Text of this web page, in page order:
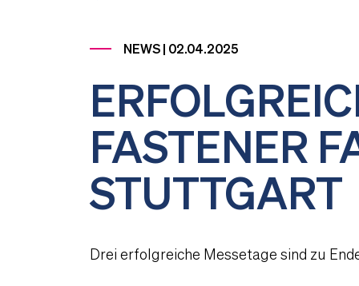
NEWS | 02.04.2025
FASTENER
STUTTGART
Drei erfolgreiche Messetage sind zu